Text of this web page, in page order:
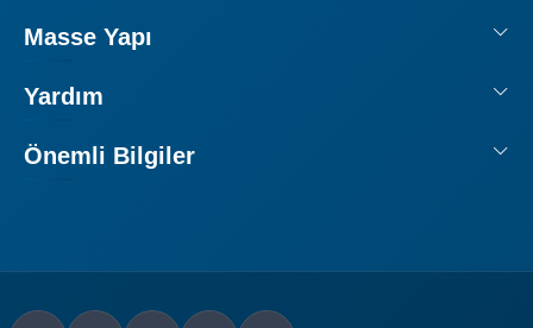
Masse Yapı
Yardım
Önemli Bilgiler